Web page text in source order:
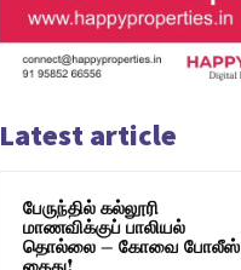
Latest article
பேருந்தில் கல்லூரி
மாணவிக்குப் பாலியல்
தொல்லை – கோவை போலீஸ்